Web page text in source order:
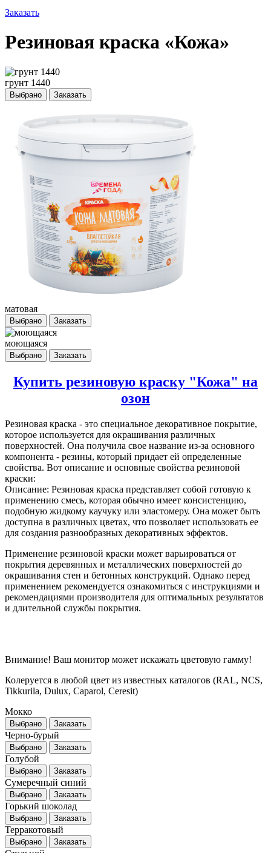
Заказать
Резиновая краска «Кожа»
грунт 1440
Выбрано Заказать
матовая
Выбрано Заказать
моющаяся
Выбрано Заказать
Купить резиновую краску "Кожа" на
озон
Резиновая краска - это специальное декоративное покрытие,
которое используется для окрашивания различных
поверхностей. Она получила свое название из-за основного
компонента - резины, который придает ей определенные
свойства. Вот описание и основные свойства резиновой
краски:
Описание: Резиновая краска представляет собой готовую к
применению смесь, которая обычно имеет консистенцию,
подобную жидкому каучуку или эластомеру. Она может быть
доступна в различных цветах, что позволяет использовать ее
для создания разнообразных декоративных эффектов.
Применение резиновой краски может варьироваться от
покрытия деревянных и металлических поверхностей до
окрашивания стен и бетонных конструкций. Однако перед
применением рекомендуется ознакомиться с инструкциями и
рекомендациями производителя для оптимальных результатов
и длительной службы покрытия.
Внимание! Ваш монитор может искажать цветовую гамму!
Колеруется в любой цвет из известных каталогов (RAL, NCS,
Tikkurila, Dulux, Caparol, Ceresit)
Мокко
Выбрано Заказать
Черно-бурый
Выбрано Заказать
Голубой
Выбрано Заказать
Сумеречный синий
Выбрано Заказать
Горький шоколад
Выбрано Заказать
Терракотовый
Выбрано Заказать